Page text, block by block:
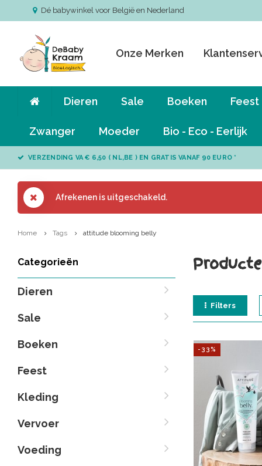
Dé babywinkel voor België en Nederland
Onze Merken
Dieren Sale Boeken Feest
Zwanger Moeder Bio - Eco - Eerlijk
VERZENDING VA € 6,50 ( NL,BE ) EN GRATIS VANAF 90 EURO *
Afrekenen is uitgeschakeld.
Home Tags attitude blooming belly
Categorieën
Dieren
Sale
Boeken
Feest
Kleding
Vervoer
Voeding
Filters
-33%